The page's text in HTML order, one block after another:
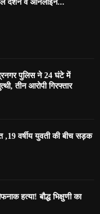
दर्शन व ऑनलाइन...
पुलिस ने 24 घंटे में
तीन आरोपी गिरफ्तार
,19 वर्षीय युवती की बीच सड़क
हत्या! बौद्ध भिक्षुणी का